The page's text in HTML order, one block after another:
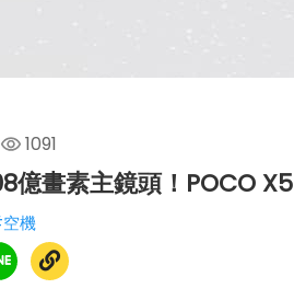
1091
億畫素主鏡頭！POCO
機